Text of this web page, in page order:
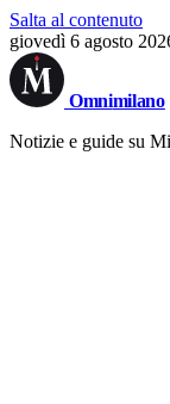
Salta al contenuto
giovedì 6 agosto
Omnimilano
Notizie e guide su